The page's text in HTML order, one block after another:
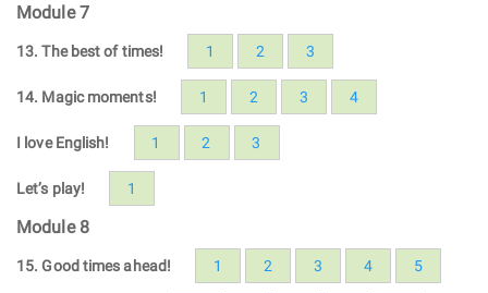
Module 7
13. The best of times! 1 2 3
14. Magic moments! 1 2 3 4
I love English! 1 2 3
Let’s play! 1
Module 8
15. Good times ahead! 1 2 3 4 5